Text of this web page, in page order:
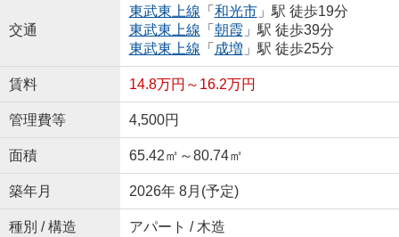
交通
東武東上線 「 和光市」駅 徒歩19分
東武東上線 「 朝霞 」駅 徒歩39分
東武東上線 「 成増 」駅 徒歩25分
賃料 14.8万円～16.2万円
管理費等 4,500円
面積 65.42㎡～80.74㎡
築年月 2026年 8月(予定)
種別 / 構造 アパート / 木造